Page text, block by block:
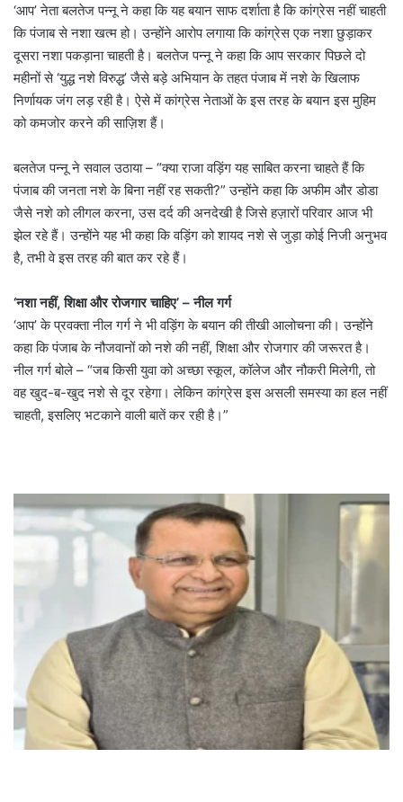
‘आप’ नेता बलतेज पन्नू ने कहा कि यह बयान साफ दर्शाता है कि कांग्रेस नहीं चाहती
कि पंजाब से नशा खत्म हो। उन्होंने आरोप लगाया कि कांग्रेस एक नशा छुड़ाकर
दूसरा नशा पकड़ाना चाहती है। बलतेज पन्नू ने कहा कि आप सरकार पिछले दो
महीनों से ‘युद्ध नशे विरुद्ध’ जैसे बड़े अभियान के तहत पंजाब में नशे के खिलाफ
निर्णायक जंग लड़ रही है। ऐसे में कांग्रेस नेताओं के इस तरह के बयान इस मुहिम
को कमजोर करने की साज़िश हैं।
बलतेज पन्नू ने सवाल उठाया – “क्या राजा वड़िंग यह साबित करना चाहते हैं कि
पंजाब की जनता नशे के बिना नहीं रह सकती?” उन्होंने कहा कि अफीम और डोडा
जैसे नशे को लीगल करना, उस दर्द की अनदेखी है जिसे हज़ारों परिवार आज भी
झेल रहे हैं। उन्होंने यह भी कहा कि वड़िंग को शायद नशे से जुड़ा कोई निजी अनुभव
है, तभी वे इस तरह की बात कर रहे हैं।
‘नशा नहीं,शिक्षा और रोजगार चाहिए’ –नील गर्ग
‘आप’ के प्रवक्ता नील गर्ग ने भी वड़िंग के बयान की तीखी आलोचना की। उन्होंने
कहा कि पंजाब के नौजवानों को नशे की नहीं, शिक्षा और रोजगार की जरूरत है।
नील गर्ग बोले – “जब किसी युवा को अच्छा स्कूल, कॉलेज और नौकरी मिलेगी, तो
वह खुद-ब-खुद नशे से दूर रहेगा। लेकिन कांग्रेस इस असली समस्या का हल नहीं
चाहती, इसलिए भटकाने वाली बातें कर रही है।”